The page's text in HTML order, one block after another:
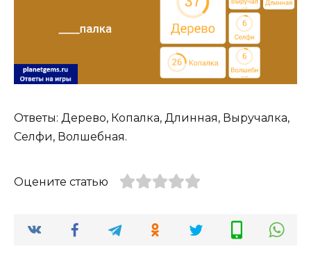
Ответы: Дерево, Копалка, Длинная, Выручалка,
Селфи, Волшебная.
Оцените статью